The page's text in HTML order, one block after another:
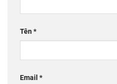
Tên*
Email *